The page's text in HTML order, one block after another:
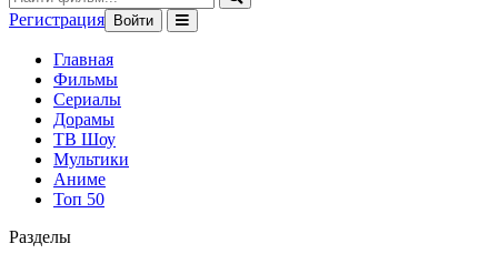
Регистрация Войти
Главная
Фильмы
Сериалы
Дорамы
ТВ Шоу
Мультики
Аниме
Топ 50
Разделы